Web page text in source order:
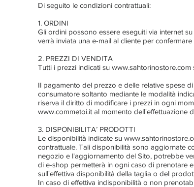
Di seguito le condizioni contrattuali:
1. ORDINI
Gli ordini possono essere eseguiti via internet su
verrà inviata una e-mail al cliente per
2. PREZZI DI VENDITA
Tutti i prezzi indicati su www.sahtorinostore.com
Il pagamento del prezzo e delle relative spese
consumatore soltanto mediante le modalità
riserva il diritto di modificare i prezzi in ogni
www.commetoi.it al momento dell'effettuazione
3. DISPONIBILITA’ PRODOTTI
Le disponibilità indicate su
contrattuale. Tali disponibilità sono aggiornate
negozio e l'aggiornamento del Sito, potrebbe
di e-shop permetterà in ogni caso di prenotare
sull'effettiva disponibilità della taglia o del
In caso di effettiva indisponibilità o non